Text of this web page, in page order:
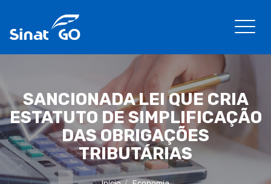
SANCIONADA LEI QUE CRIA
ESTATUTO DE SIMPLIFICAÇÃO
DAS OBRIGAÇÕES
TRIBUTÁRIAS